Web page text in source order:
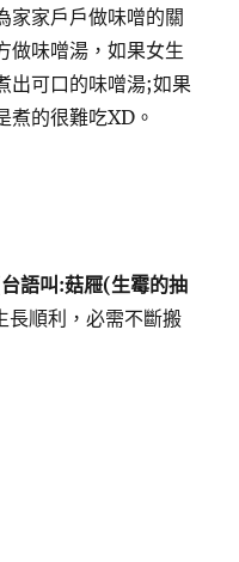
家家戶戶做味噌的關
做味噌湯，如果女生
出可口的味噌湯;如果
煮的很難吃XD。
語叫:菇屜(生霉的抽
長順利，必需不斷搬